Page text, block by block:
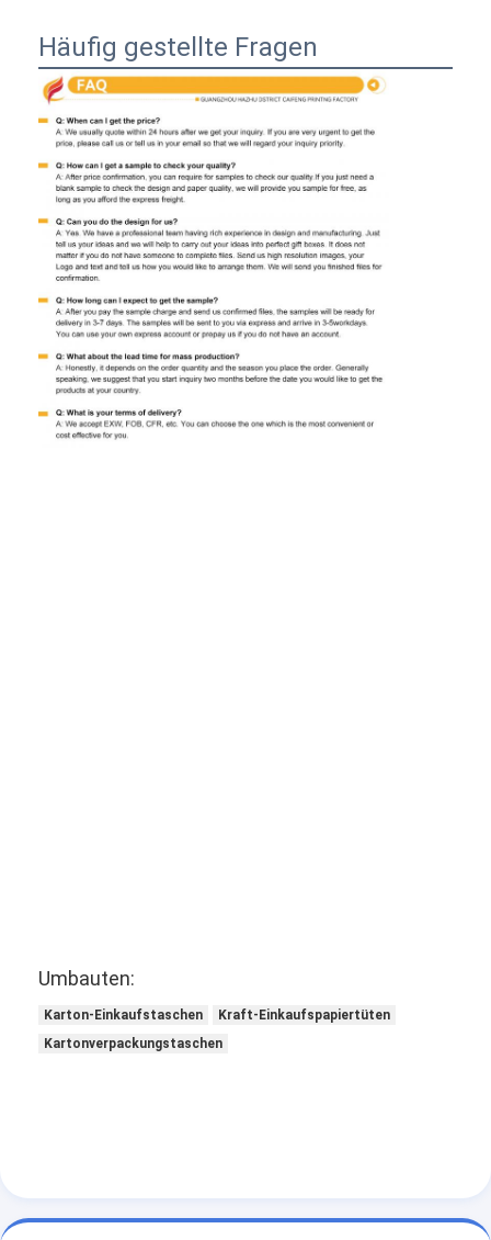
Häufig gestellte Fragen
Umbauten:
Karton-Einkaufstaschen
Kraft-Einkaufspapiertüten
Kartonverpackungstaschen